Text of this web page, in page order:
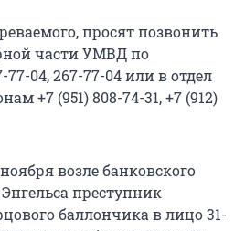
просят позвонить
части УМВД по
77-04, 267-77-04 или в отдел
+7 (951) 808-74-31, +7 (912)
возле банковского
преступник
баллончика в лицо 31-